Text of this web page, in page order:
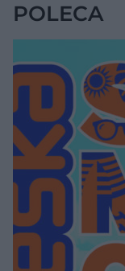
POLECA